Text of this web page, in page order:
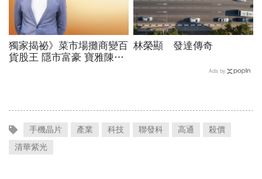
獨家揭祕》菜市場攤商變百
貨股王 隱市富豪 寶雅陳建
林榮顯 發達傳奇
Ads by
手機晶片 產業 科技 聯發科 高通
殺價
清華紫光